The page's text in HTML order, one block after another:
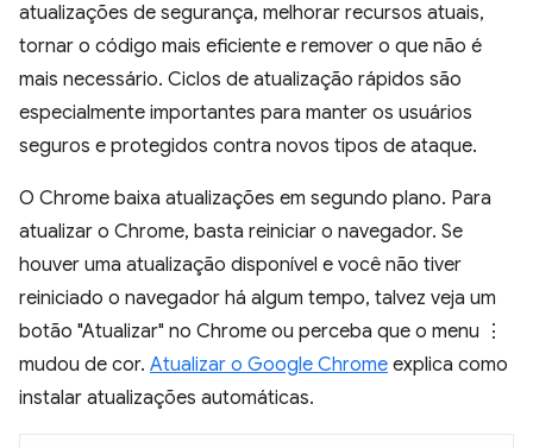
atualizações de segurança, melhorar recursos atuais,
tornar o código mais eficiente e remover o que não é
mais necessário. Ciclos de atualização rápidos são
especialmente importantes para manter os usuários
seguros e protegidos contra novos tipos de ataque.
O Chrome baixa atualizações em segundo plano. Para
atualizar o Chrome, basta reiniciar o navegador. Se
houver uma atualização disponível e você não tiver
reiniciado o navegador há algum tempo, talvez veja um
botão "Atualizar" no Chrome ou perceba que o menu ⋮
mudou de cor. Atualizar o Google Chrome explica como
instalar atualizações automáticas.